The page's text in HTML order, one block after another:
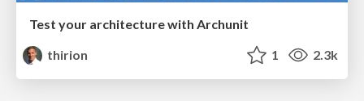
Test your architecture with Archunit
thirion
1 2.3k